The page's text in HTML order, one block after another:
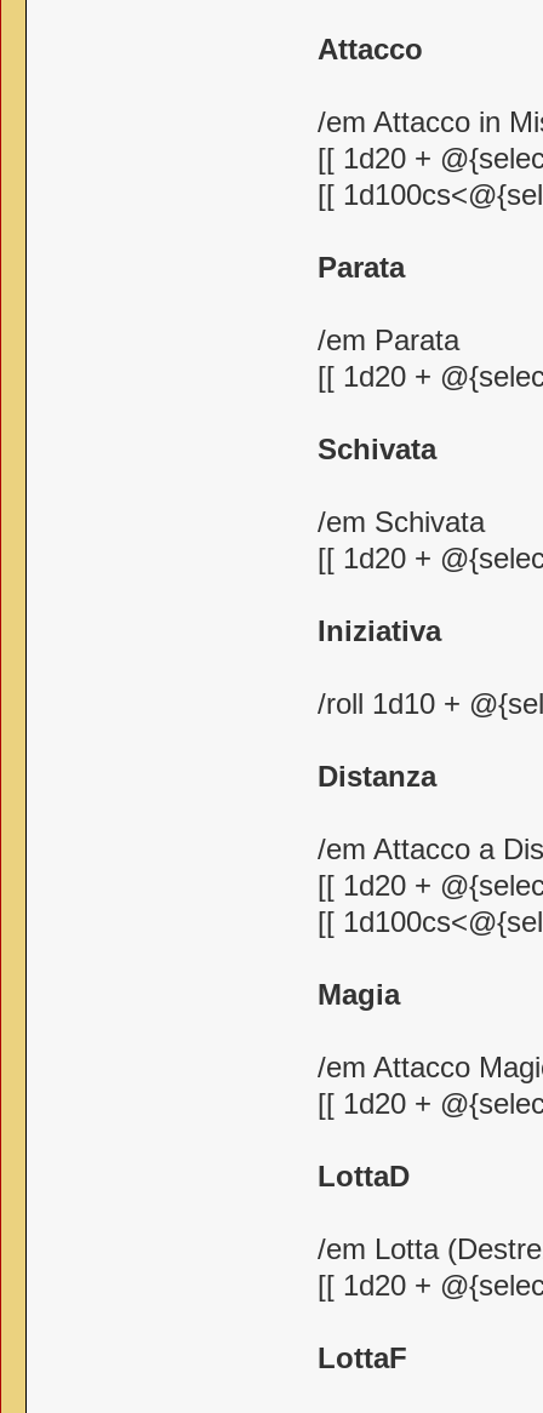
Attacco
/em Attacco in
[[ 1d20 +
[[
Parata
/em Parata
[[ 1d20 +
Schivata
/em Schivata
[[ 1d20 +
Iniziativa
/roll 1d10 +
Distanza
/em Attacco a
[[ 1d20 +
[[
Magia
/em Attacco
[[ 1d20 +
LottaD
/em Lotta
[[ 1d20 +
LottaF